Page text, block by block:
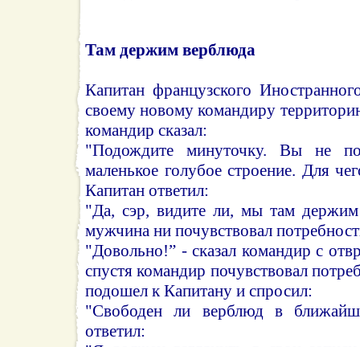
Там держим верблюда
Капитан французского
своему новому командиру
командир сказал:
"Подождите минуточку. Вы не
маленькое голубое строение. Для
Капитан ответил:
"Да, сэр, видите ли, мы там
мужчина ни почувствовал
"Довольно!” - сказал командир с
спустя командир почувствовал
подошел к Капитану и спросил:
"Свободен ли верблюд в
ответил: